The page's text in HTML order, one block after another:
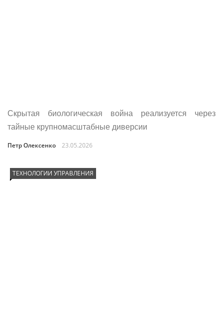
Скрытая биологическая война реализуется через
тайные крупномасштабные диверсии
Петр Олексенко 23.05.2026
ТЕХНОЛОГИИ УПРАВЛЕНИЯ